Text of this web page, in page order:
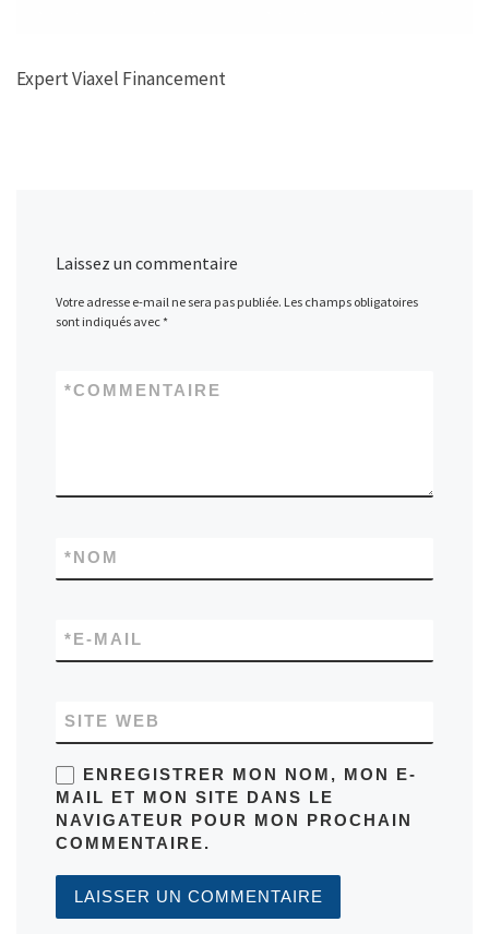
Expert Viaxel Financement
Laissez un commentaire
Votre adresse e-mail ne sera pas publiée. Les champs obligatoires
sont indiqués avec*
COMMENTAIRE
*
NOM
*
E-MAIL
*
SITE WEB
ENREGISTRER MON NOM, MON E-
MAIL ET MON SITE DANS LE
NAVIGATEUR POUR MON PROCHAIN
COMMENTAIRE.